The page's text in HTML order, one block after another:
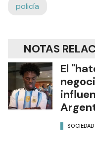
policía
NOTAS
El
SOCIEDAD